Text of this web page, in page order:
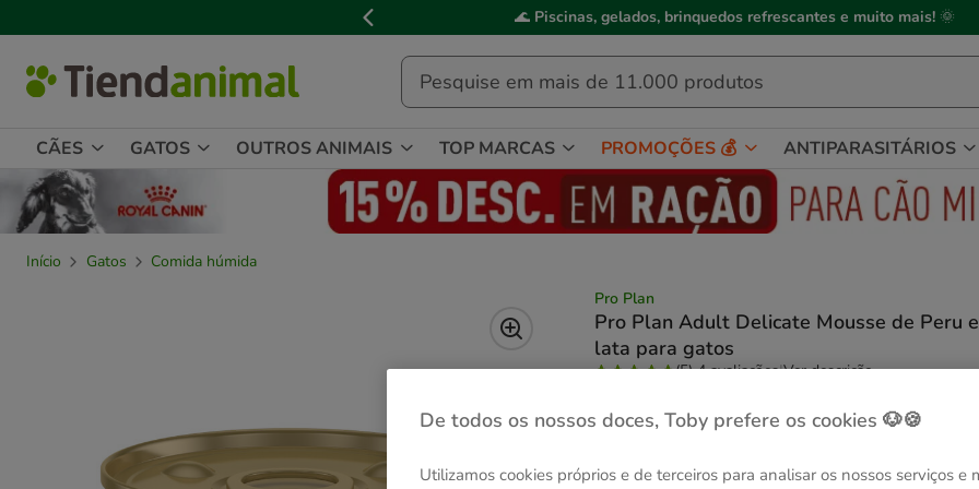
de
mensagem,
🌊 Piscinas, gelados, brinquedos refrescantes e muito mais! 🌞
CÃES GATOS OUTROS ANIMAIS TOP MARCAS PROMOÇÕES 💰 ANTIPARASITÁRIOS
Início Gatos
Comida húmida
Pro Plan
Pro Plan Adult Delicate Mousse de Peru
lata para gatos
(5)4 avaliações|Ver descrição
Peso:85 g
85 g 12 latas x 85 g
De todos os nossos doces, Toby prefere os cookies 🐶🍪
Utilizamos cookies próprios e de terceiros para analisar os nossos serviços e